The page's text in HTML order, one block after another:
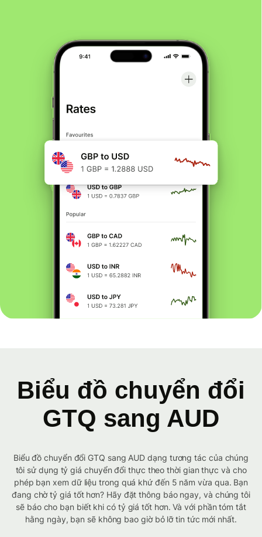
Biểu đồ chuyển đổi
GTQ sang AUD
Biểu đồ chuyển đổi GTQ sang AUD dạng tương tác của chúng
tôi sử dụng tỷ giá chuyển đổi thực theo thời gian thực và cho
phép bạn xem dữ liệu trong quá khứ đến 5 năm vừa qua. Bạn
đang chờ tỷ giá tốt hơn? Hãy đặt thông báo ngay, và chúng tôi
sẽ báo cho bạn biết khi có tỷ giá tốt hơn. Và với phần tóm tắt
hằng ngày, bạn sẽ không bao giờ bỏ lỡ tin tức mới nhất.